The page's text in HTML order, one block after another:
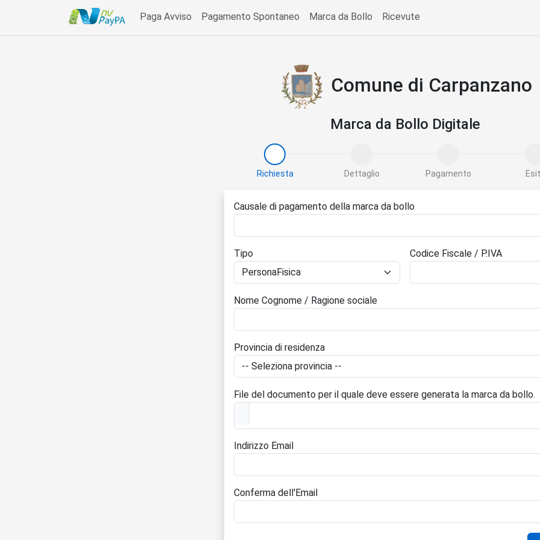
Paga Avviso Pagamento Spontaneo Marca da Bollo Ricevute
Comune di Carpanzano
Marca da Bollo Digitale
Richiesta Dettaglio Pagamento
Causale di pagamento della marca da bollo
Tipo Codice Fiscale / P.IVA
Nome Cognome / Ragione sociale
Provincia di residenza
File del documento per il quale deve essere generata la marca da bollo.
Indirizzo Email
Conferma dell'Email